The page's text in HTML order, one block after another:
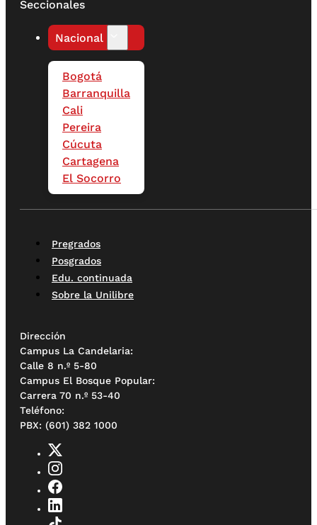
Seccionales
Nacional
Bogotá
Barranquilla
Cali
Pereira
Cúcuta
Cartagena
El Socorro
Pregrados
Posgrados
Edu. continuada
Sobre la Unilibre
Dirección
Campus La Candelaria:
Calle 8 n.º 5-80
Campus El Bosque Popular:
Carrera 70 n.º 53-40
Teléfono:
PBX: (601) 382 1000